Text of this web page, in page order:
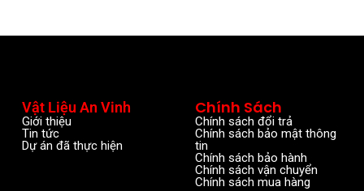
Vật Liệu An Vinh
Giới thiệu
Tin tức
Dự án đã thực hiện
Chính Sách
Chính sách đổi trả
Chính sách bảo mật thông
tin
Chính sách bảo hành
Chính sách vận chuyển
Chính sách mua hàng